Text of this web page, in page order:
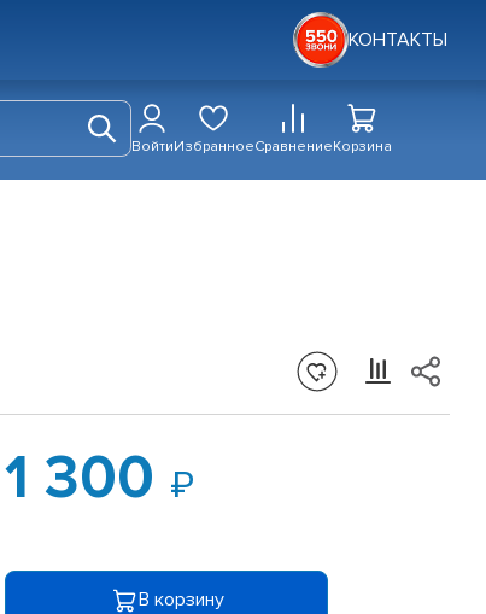
КОНТАКТЫ
ВойтиИзбранноеСравнениеКорзина
1 300
В корзину